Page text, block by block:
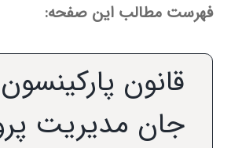
مطالب این صفحه:
قانون پارکینسون
جان مدیریت